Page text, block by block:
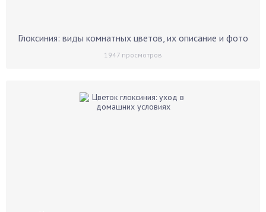
Глоксиния: виды комнатных цветов, их описание и фото
1947 просмотров